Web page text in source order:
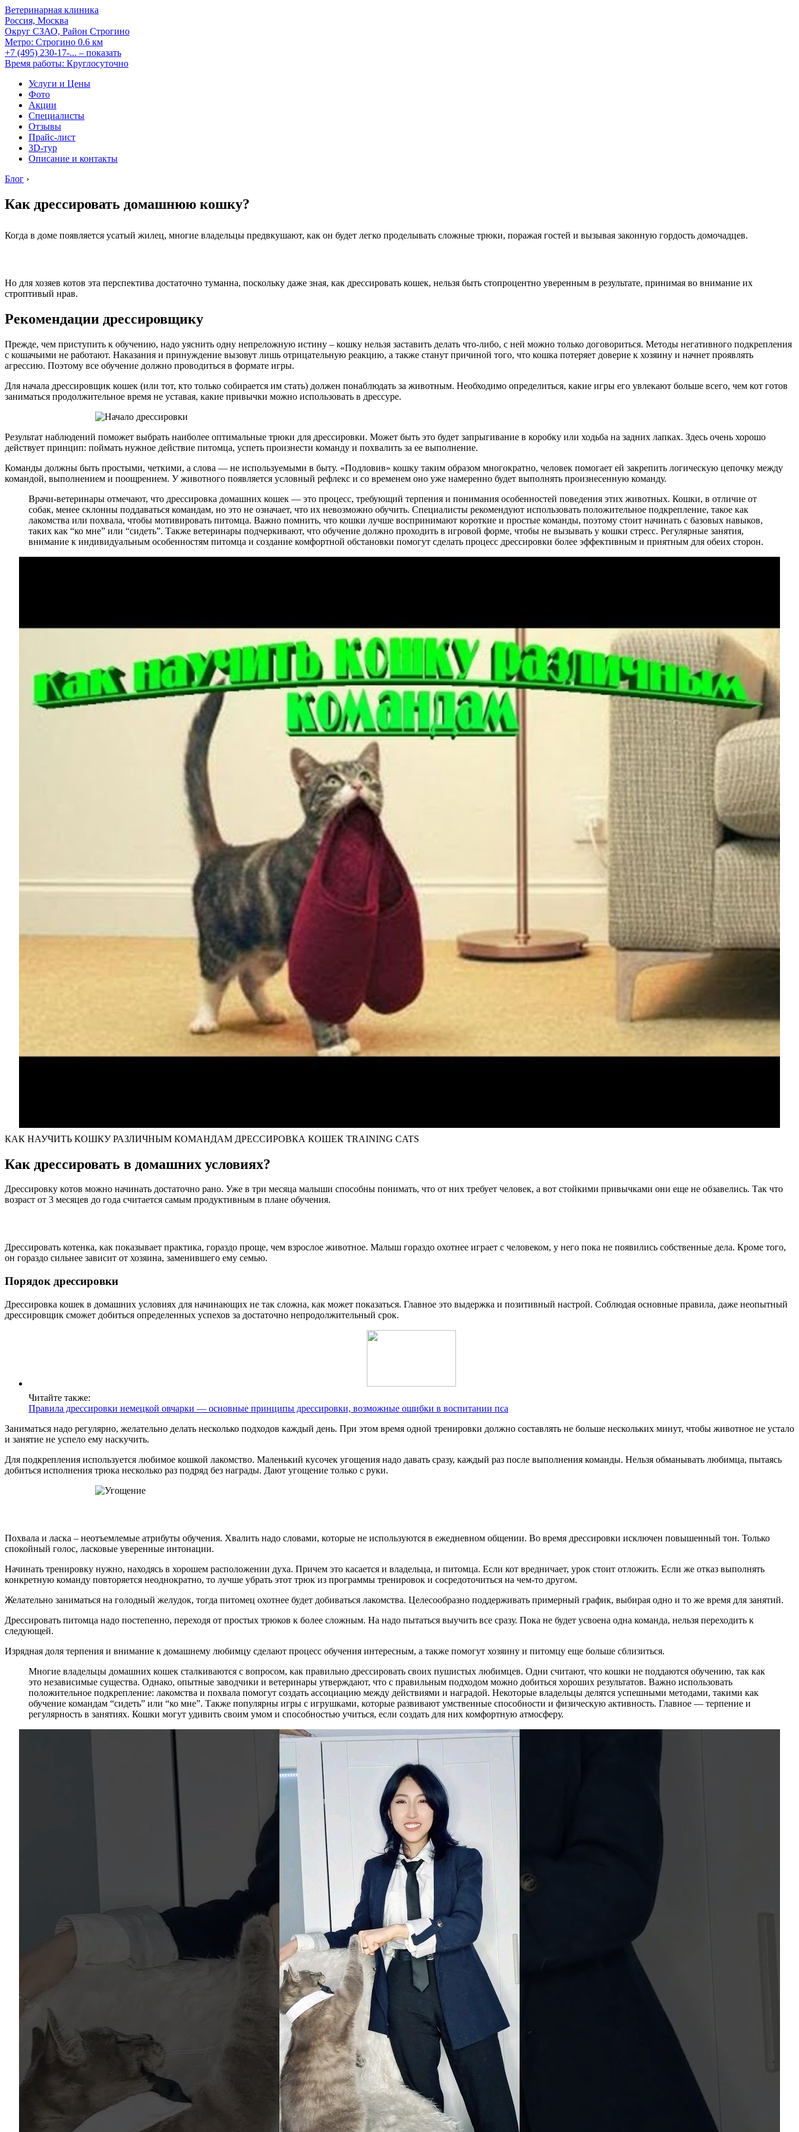
Ветеринарная клиника
Россия, Москва
Округ СЗАО, Район Строгино
Метро: Строгино 0.6 км
+7 (495) 230-17-... – показать
Время работы: Круглосуточно
Услуги и Цены
Фото
Акции
Специалисты
Отзывы
Прайс-лист
3D-тур
Описание и контакты
Блог ›
Как дрессировать домашнюю кошку?
Когда в доме появляется усатый жилец, многие владельцы предвкушают, как он будет легко проделывать сложные трюки, поражая гостей и вызывая законную гордость домочадцев.
Но для хозяев котов эта перспектива достаточно туманна, поскольку даже зная, как дрессировать кошек, нельзя быть стопроцентно уверенным в результате, принимая во внимание их
строптивый нрав.
Рекомендации дрессировщику
Прежде, чем приступить к обучению, надо уяснить одну непреложную истину – кошку нельзя заставить делать что-либо, с ней можно только договориться. Методы негативного подкрепления
с кошачьими не работают. Наказания и принуждение вызовут лишь отрицательную реакцию, а также станут причиной того, что кошка потеряет доверие к хозяину и начнет проявлять
агрессию. Поэтому все обучение должно проводиться в формате игры.
Для начала дрессировщик кошек (или тот, кто только собирается им стать) должен понаблюдать за животным. Необходимо определиться, какие игры его увлекают больше всего, чем кот готов
заниматься продолжительное время не уставая, какие привычки можно использовать в дрессуре.
Результат наблюдений поможет выбрать наиболее оптимальные трюки для дрессировки. Может быть это будет запрыгивание в коробку или ходьба на задних лапках. Здесь очень хорошо
действует принцип: поймать нужное действие питомца, успеть произнести команду и похвалить за ее выполнение.
Команды должны быть простыми, четкими, а слова — не используемыми в быту. «Подловив» кошку таким образом многократно, человек помогает ей закрепить логическую цепочку между
командой, выполнением и поощрением. У животного появляется условный рефлекс и со временем оно уже намеренно будет выполнять произнесенную команду.
Врачи-ветеринары отмечают, что дрессировка домашних кошек — это процесс, требующий терпения и понимания особенностей поведения этих животных. Кошки, в отличие от
собак, менее склонны поддаваться командам, но это не означает, что их невозможно обучить. Специалисты рекомендуют использовать положительное подкрепление, такое как
лакомства или похвала, чтобы мотивировать питомца. Важно помнить, что кошки лучше воспринимают короткие и простые команды, поэтому стоит начинать с базовых навыков,
таких как “ко мне” или “сидеть”. Также ветеринары подчеркивают, что обучение должно проходить в игровой форме, чтобы не вызывать у кошки стресс. Регулярные занятия,
внимание к индивидуальным особенностям питомца и создание комфортной обстановки помогут сделать процесс дрессировки более эффективным и приятным для обеих сторон.
КАК НАУЧИТЬ КОШКУ РАЗЛИЧНЫМ КОМАНДАМ ДРЕССИРОВКА КОШЕК TRAINING CATS
Как дрессировать в домашних условиях?
Дрессировку котов можно начинать достаточно рано. Уже в три месяца малыши способны понимать, что от них требует человек, а вот стойкими привычками они еще не обзавелись. Так что
возраст от 3 месяцев до года считается самым продуктивным в плане обучения.
Дрессировать котенка, как показывает практика, гораздо проще, чем взрослое животное. Малыш гораздо охотнее играет с человеком, у него пока не появились собственные дела. Кроме того,
он гораздо сильнее зависит от хозяина, заменившего ему семью.
Порядок дрессировки
Дрессировка кошек в домашних условиях для начинающих не так сложна, как может показаться. Главное это выдержка и позитивный настрой. Соблюдая основные правила, даже неопытный
дрессировщик сможет добиться определенных успехов за достаточно непродолжительный срок.
Читайте также:
Правила дрессировки немецкой овчарки — основные принципы дрессировки, возможные ошибки в воспитании пса
Заниматься надо регулярно, желательно делать несколько подходов каждый день. При этом время одной тренировки должно составлять не больше нескольких минут, чтобы животное не устало
и занятие не успело ему наскучить.
Для подкрепления используется любимое кошкой лакомство. Маленький кусочек угощения надо давать сразу, каждый раз после выполнения команды. Нельзя обманывать любимца, пытаясь
добиться исполнения трюка несколько раз подряд без награды. Дают угощение только с руки.
Похвала и ласка – неотъемлемые атрибуты обучения. Хвалить надо словами, которые не используются в ежедневном общении. Во время дрессировки исключен повышенный тон. Только
спокойный голос, ласковые уверенные интонации.
Начинать тренировку нужно, находясь в хорошем расположении духа. Причем это касается и владельца, и питомца. Если кот вредничает, урок стоит отложить. Если же отказ выполнять
конкретную команду повторяется неоднократно, то лучше убрать этот трюк из программы тренировок и сосредоточиться на чем-то другом.
Желательно заниматься на голодный желудок, тогда питомец охотнее будет добиваться лакомства. Целесообразно поддерживать примерный график, выбирая одно и то же время для занятий.
Дрессировать питомца надо постепенно, переходя от простых трюков к более сложным. На надо пытаться выучить все сразу. Пока не будет усвоена одна команда, нельзя переходить к
следующей.
Изрядная доля терпения и внимание к домашнему любимцу сделают процесс обучения интересным, а также помогут хозяину и питомцу еще больше сблизиться.
Многие владельцы домашних кошек сталкиваются с вопросом, как правильно дрессировать своих пушистых любимцев. Одни считают, что кошки не поддаются обучению, так как
это независимые существа. Однако, опытные заводчики и ветеринары утверждают, что с правильным подходом можно добиться хороших результатов. Важно использовать
положительное подкрепление: лакомства и похвала помогут создать ассоциацию между действиями и наградой. Некоторые владельцы делятся успешными методами, такими как
обучение командам “сидеть” или “ко мне”. Также популярны игры с игрушками, которые развивают умственные способности и физическую активность. Главное — терпение и
регулярность в занятиях. Кошки могут удивить своим умом и способностью учиться, если создать для них комфортную атмосферу.